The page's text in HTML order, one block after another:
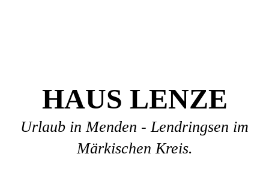
HAUS LENZE
Urlaub in Menden - Lendringsen im
Märkischen Kreis.